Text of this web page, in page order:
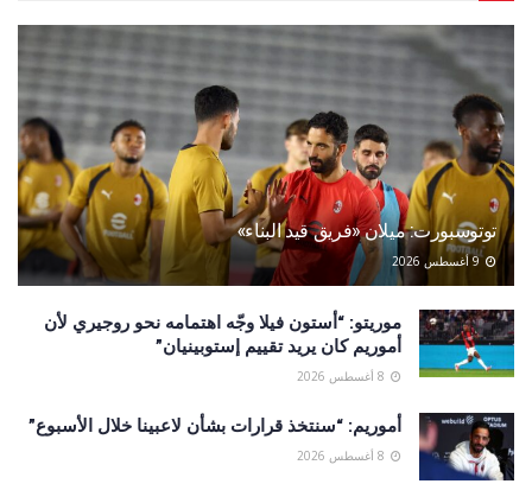
توتوسبورت: ميلان «فريق قيد البناء»
9 أغسطس 2026
موريتو: “أستون فيلا وجّه اهتمامه نحو روجيري لأن
أموريم كان يريد تقييم إستوبينيان”
أموريم: “سنتخذ قرارات بشأن لاعبينا خلال الأسبوع”